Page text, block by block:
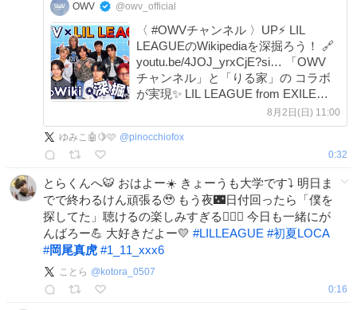
OWV @owv_official
〈 #OWVチャンネル 〉UP⚡️ LIL
LEAGUEのWikipediaを深掘ろう！ 🔗
youtu.be/4JOJ_yrxCjE?si… 「OWV
チャンネル」と「りる家」の コラボ
が実現✨ LIL LEAGUE from EXILE
TRIBEさんを招いて #OWV があんな
ことやこんなことまで深掘りします
🧑🏻‍💻🔎 @LIL_LEAGUE_
8月2日(日) 11:00
ゆみこ🤖🍋🩷 @pinocchiofox
0:32
とらくんへ🐯 おはよー☀️ きょーうも大学です⤵️ 明日ま
でで終わるけん頑張る🥹 もう夜🌃日付回ったら「僕を
探してた」聴けるの楽しみすぎる✊🏻🎶 今日も一緒にが
んばろー💪 大好きだよー💛 #LILLEAGUE #初夏LOCA
#岡尾真虎 #1_11_xxx6
ことら @ kotora_0507
0:16